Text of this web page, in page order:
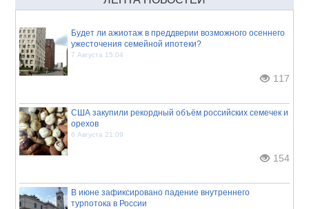
Будет ли ажиотаж в преддверии возможного осеннего
ужесточения семейной ипотеки?
7 Августа 15:04
117
США закупили рекордный объём российских семечек и
орехов
6 Августа 21:09
154
В июне зафиксировано падение внутреннего
турпотока в России